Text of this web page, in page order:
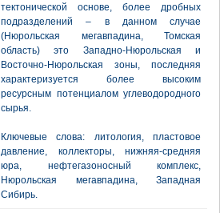
тектонической основе, более дробных
подразделений – в данном случае
(Нюрольская мегавпадина, Томская
область) это Западно-Нюрольская и
Восточно-Нюрольская зоны, последняя
характеризуется более высоким
ресурсным потенциалом углеводородного
сырья.
Ключевые слова: литология, пластовое
давление, коллекторы, нижняя-средняя
юра, нефтегазоносный комплекс,
Нюрольская мегавпадина, Западная
Сибирь.